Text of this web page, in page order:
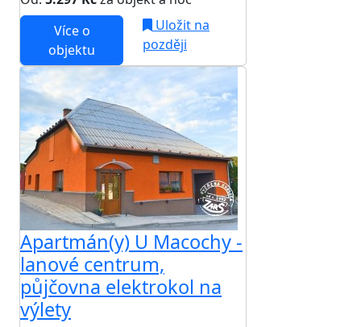
Více o
objektu
Uložit na
později
Apartmán(y) U Macochy -
lanové centrum,
půjčovna elektrokol na
výlety